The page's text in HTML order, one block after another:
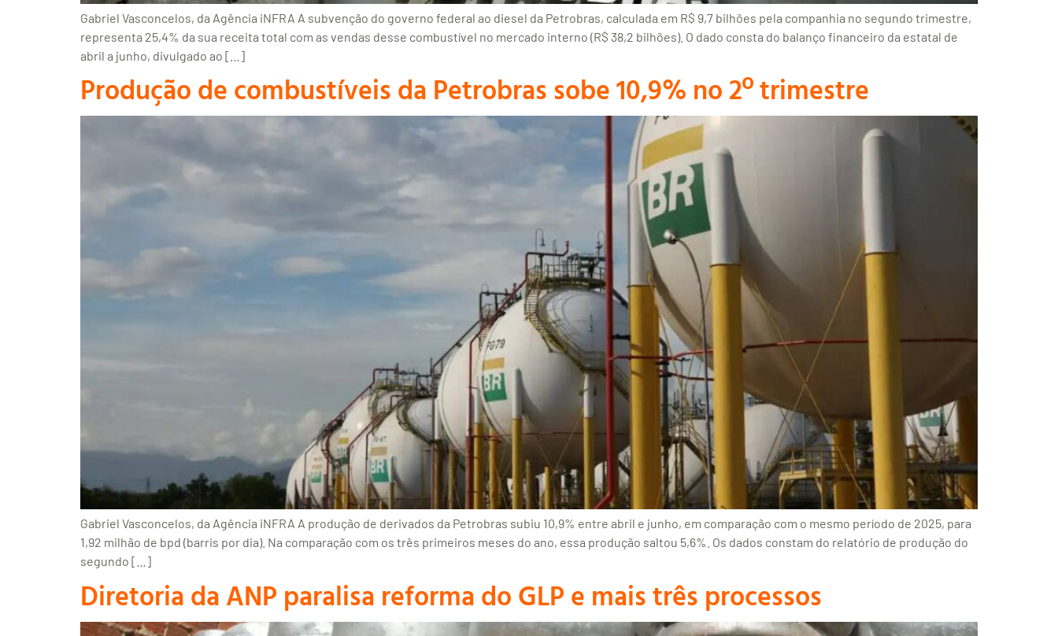
Gabriel Vasconcelos, da Agência iNFRA A subvenção do governo federal ao diesel da Petrobras, calculada em R$ 9,7 bilhões pela companhia no segundo trimestre,
representa 25,4% da sua receita total com as vendas desse combustível no mercado interno (R$ 38,2 bilhões). O dado consta do balanço financeiro da estatal de
abril a junho, divulgado ao […]
Produção de combustíveis da Petrobras sobe 10,9% no 2º trimestre
Gabriel Vasconcelos, da Agência iNFRA A produção de derivados da Petrobras subiu 10,9% entre abril e junho, em comparação com o mesmo período de 2025, para
1,92 milhão de bpd (barris por dia). Na comparação com os três primeiros meses do ano, essa produção saltou 5,6%. Os dados constam do relatório de produção do
segundo […]
Diretoria da ANP paralisa reforma do GLP e mais três processos